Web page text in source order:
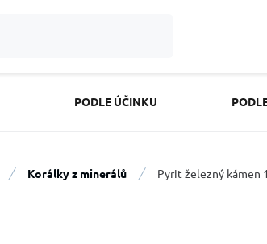
PODLE ÚČINKU
Korálky z minerálů Pyrit železný kámen